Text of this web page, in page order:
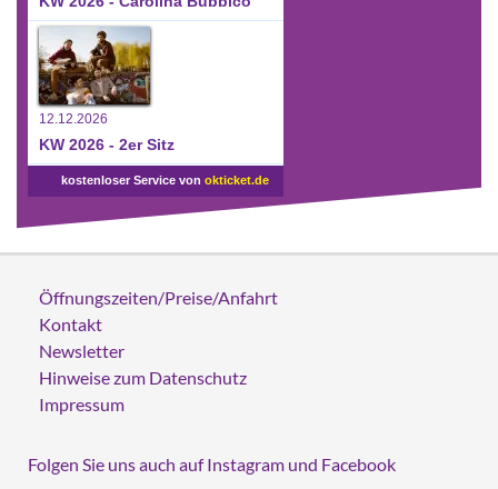
12.12.2026
KW 2026 - 2er Sitz
kostenloser Service von okticket.de
Öffnungszeiten/Preise/Anfahrt
Kontakt
Newsletter
Hinweise zum Datenschutz
Impressum
Folgen Sie uns auch auf Instagram und Facebook